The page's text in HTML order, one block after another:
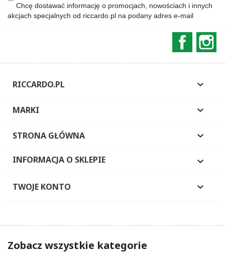
Chcę dostawać informację o promocjach, nowościach i innych
akcjach specjalnych od riccardo.pl na podany adres e-mail
RICCARDO.PL 
MARKI 
STRONA GŁÓWNA 
INFORMACJA O SKLEPIE 
TWOJE KONTO 
Zobacz wszystkie kategorie